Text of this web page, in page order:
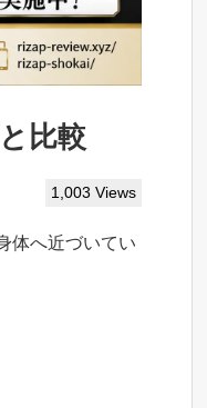
比較
1,003 Views
体へ近づいてい